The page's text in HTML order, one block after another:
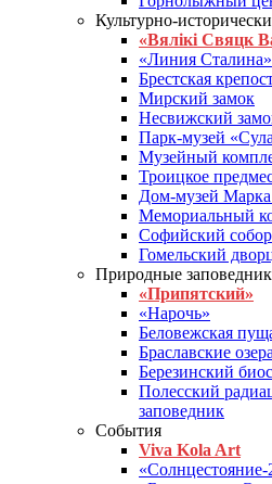
Культурно-
«Вялікі Свяцк
«Линия Сталина»
Брестская
Мирский замок
Несвижский
Парк-музей
Музейный
Троицкое
Дом-музей
Мемориальный
Софийский собор
Гомельский
Природные
«Припятский»
«Нарочь»
Беловежская
Браславские озера
Березинский
Полесский
заповедник
События
Viva Kola Art
«Солнцестояние-